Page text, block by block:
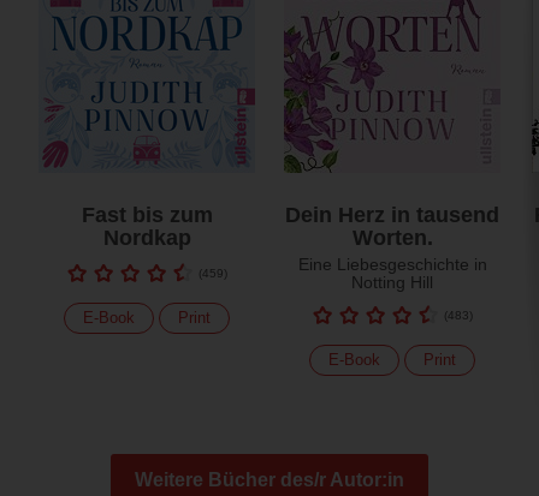
Fast bis zum
Nordkap
(459 )
E-Book Print
Dein Herz in tausend
Worten.
Eine Liebesgeschichte in
Notting Hill
(483 )
E-Book Print
Weitere Bücher des/r Autor:in